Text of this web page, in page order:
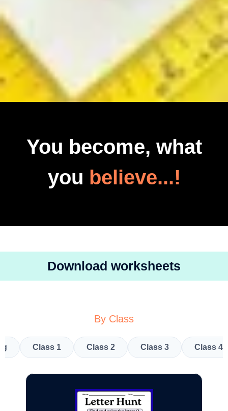
You become, what
you believe...!
Download worksheets
By Class
Class 1 Class 2 Class 3 Class 4